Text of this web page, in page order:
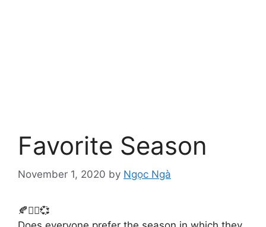
Favorite Season
November 1, 2020 by Ngọc Ngà
🍂🚶‍♀️💞